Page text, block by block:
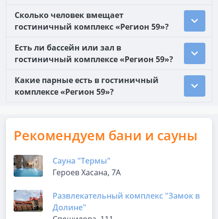
Сколько человек вмещает
гостиничный комплекс «Регион 59»?
Есть ли бассейн или зал в
гостиничный комплексе «Регион 59»?
Какие парные есть в гостиничный
комплексе «Регион 59»?
Рекомендуем бани и сауны
Сауна "Термы"
Героев Хасана, 7А
Развлекательный комплекс "Замок в
Долине"